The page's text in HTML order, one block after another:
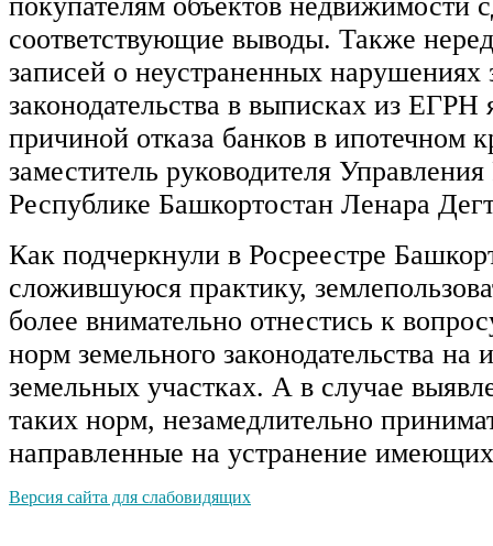
соответствующие выводы. Также
записей о неустраненных нарушениях
законодательства в выписках из ЕГРН
причиной отказа банков в ипотечном
заместитель руководителя
Республике Башкортостан Ленара
Как подчеркнули в Росреестре
сложившуюся практику,
более внимательно отнестись к
норм земельного законодательства на
земельных участках. А в случае
таких норм, незамедлительно
направленные на устранение
Версия сайта для слабовидящих